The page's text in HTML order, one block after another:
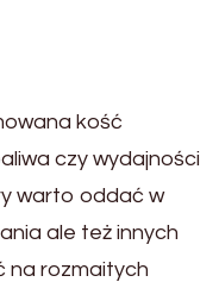
kość
czy wydajności
warto oddać w
ale też innych
na rozmaitych